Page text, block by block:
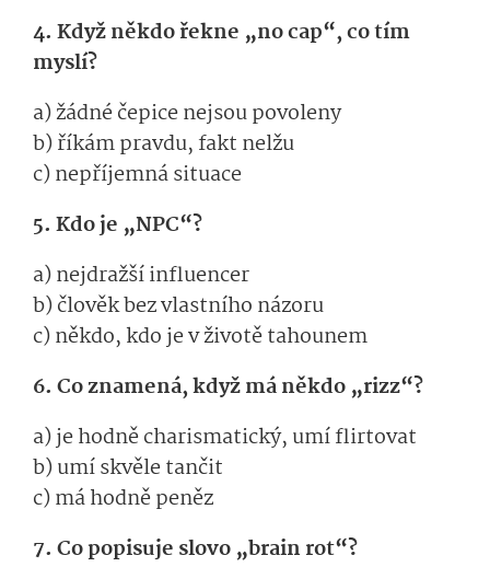
4. Když někdo řekne „no cap“, co tím
myslí?
a) žádné čepice nejsou povoleny
b) říkám pravdu, fakt nelžu
c) nepříjemná situace
5. Kdo je „NPC“?
a) nejdražší influencer
b) člověk bez vlastního názoru
c) někdo, kdo je v životě tahounem
6. Co znamená, když má někdo „rizz“?
a) je hodně charismatický, umí flirtovat
b) umí skvěle tančit
c) má hodně peněz
7. Co popisuje slovo „brain rot“?